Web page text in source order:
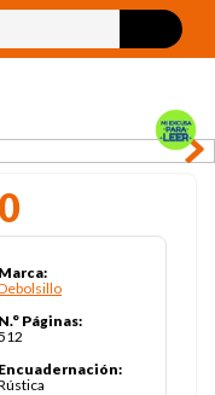
Marca:
N.° Páginas:
Encuadernación: